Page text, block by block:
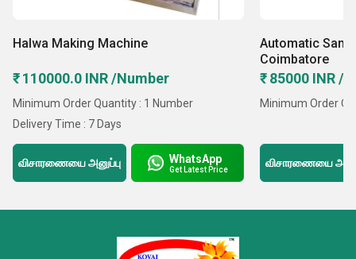
Halwa Making Machine
₹ 110000.0 INR /Number
Minimum Order Quantity : 1 Number
Delivery Time : 7 Days
விசாரணையை அனுப்பு WhatsApp
Get Latest Price
Automatic
Coimbatore
₹ 85000 INR /
Minimum Order
விசாரணையை